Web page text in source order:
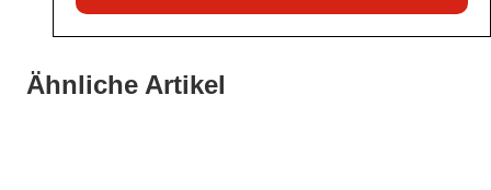
Ähnliche Artikel
Travel Start-up Night 2026: Beste Tourismus-Idee